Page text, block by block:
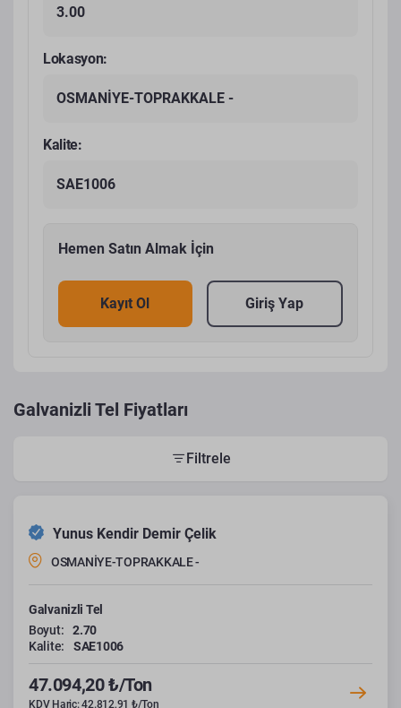
3.00
Lokasyon:
OSMANİYE-TOPRAKKALE -
Kalite:
SAE1006
Hemen Satın Almak İçin
Kayıt Ol Giriş Yap
Galvanizli Tel Fiyatları
Filtrele
Yunus Kendir Demir Çelik
OSMANİYE-TOPRAKKALE -
Galvanizli Tel
Boyut:
2.70
Kalite:
SAE1006
47.094,20 ₺/Ton
KDV Hariç: 42.812,91 ₺/Ton